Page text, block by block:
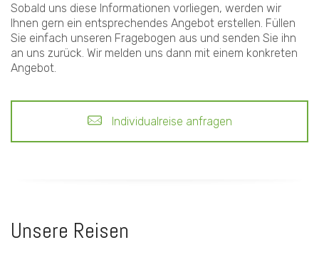
Sobald uns diese Informationen vorliegen, werden wir
Ihnen gern ein entsprechendes Angebot erstellen. Füllen
Sie einfach unseren Fragebogen aus und senden Sie ihn
an uns zurück. Wir melden uns dann mit einem konkreten
Angebot.
Individualreise anfragen
Unsere Reisen